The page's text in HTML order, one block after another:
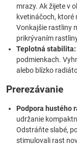
mrazy. Ak žijete v
kvetináčoch, ktoré
Vonkajšie rastliny
prikrývaním
Teplotná stabilita:
podmienkach.
alebo blízko
Prerezávanie
Podpora hustého
udržanie
Odstráňte slabé,
stimulovali rast